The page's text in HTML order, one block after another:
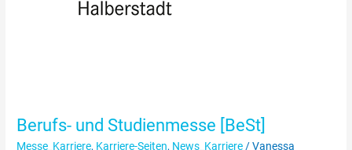
Berufs- und Studienmesse [BeSt]
Messe_Karriere, Karriere-Seiten, News_Karriere/Vanessa